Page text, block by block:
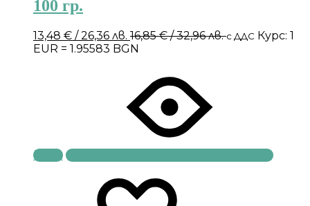
100 гр.
13,48 € / 26,36 лв. 16,85€/ 32,96 лв.с ДДС Курс: 1
EUR = 1.95583 BGN
Купи